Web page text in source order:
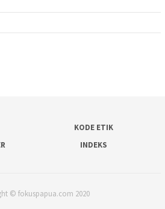
KODE ETIK
INDEKS
© fokuspapua.com 2020